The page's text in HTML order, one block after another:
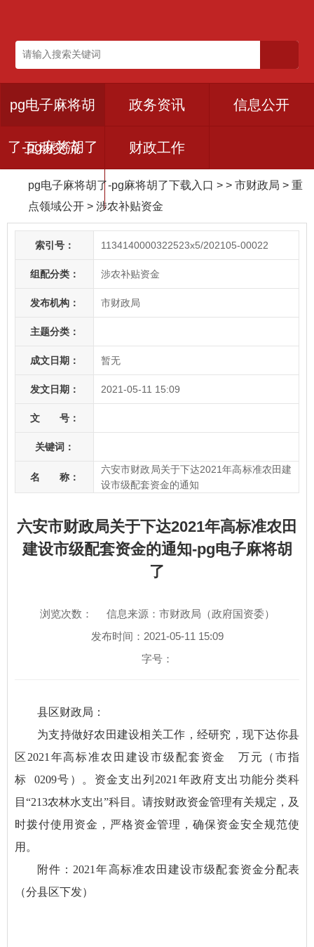
pg电子麻将胡
了-pg麻将胡了
下载入口
政务资讯 信息公开
互动交流 财政工作
pg电子麻将胡了-pg麻将胡了下载入口 > > 市财政局 > 重
点领域公开 > 涉农补贴资金
索引号： 1134140000322523x5/202105-00022
组配分类： 涉农补贴资金
发布机构： 市财政局
主题分类：
成文日期： 暂无
发文日期： 2021-05-11 15:09
文 号：
关键词：
名 称：
六安市财政局关于下达2021年高标准农田建
设市级配套资金的通知
六安市财政局关于下达2021年高标准农田
建设市级配套资金的通知-pg电子麻将胡
了
浏览次数：
信息来源：市财政局（政府国资委）
发布时间：2021-05-11 15:09
字号：
县区财政局：
为支持做好农田建设相关工作，经研究，现下达你县
区2021年高标准农田建设市级配套资金 万元（市指
标 0209号）。资金支出列2021年政府支出功能分类科
目“213农林水支出”科目。请按财政资金管理有关规定，及
时拨付使用资金，严格资金管理，确保资金安全规范使
用。
附件：2021年高标准农田建设市级配套资金分配表
（分县区下发）